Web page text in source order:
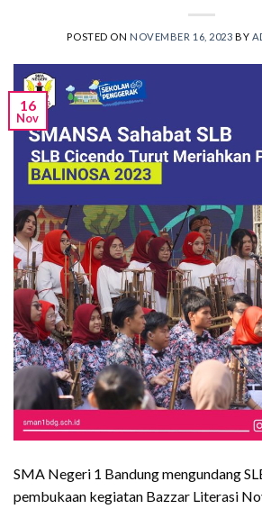
POSTED ON NOVEMBER 16, 2023 BY
16
Nov
SMA Negeri 1 Bandung mengundang
pembukaan kegiatan Bazzar Literasi